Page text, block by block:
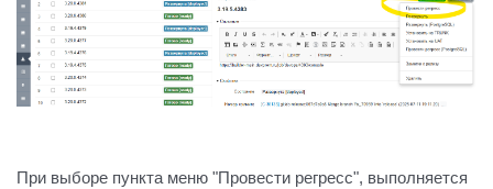
При выборе пункта меню "Провести регресс", выполняется